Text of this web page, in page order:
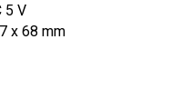
5 V
x 68 mm